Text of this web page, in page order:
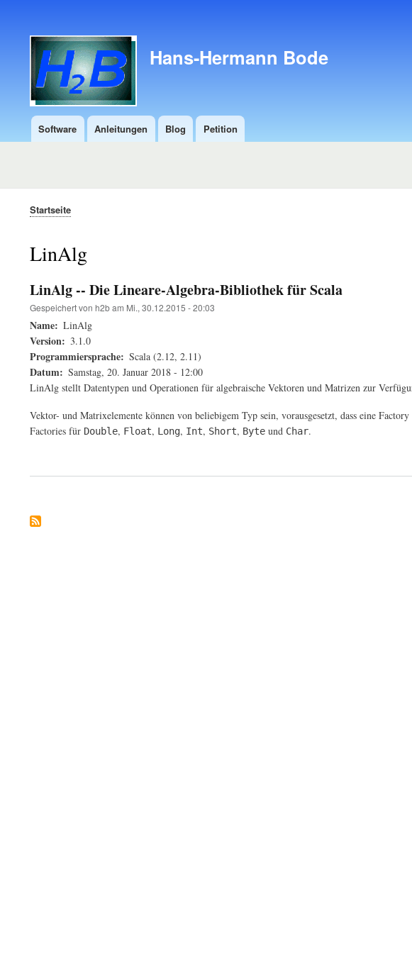
Hans-Hermann Bode
Secondary
Software Anleitungen Blog Petition
Pfadnavigation
Startseite
LinAlg
LinAlg -- Die Lineare-Algebra-Bibliothek für Scala
Gespeichert von h2bam Mi., 30.12.2015 - 20:03
Name LinAlg
Version 3.1.0
Programmiersprache Scala (2.12, 2.11)
Datum
Samstag, 20. Januar 2018 - 12:00
LinAlg stellt Datentypen und Operationen für algebraische Vektoren und Matrizen zur
Vektor- und Matrixelemente können von beliebigem Typ sein, vorausgesetzt, dass eine
Factories für Double, Float, Long, Int, Short, Byte und Char.